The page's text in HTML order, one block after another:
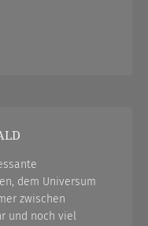
dem Universum
zwischen
und noch viel